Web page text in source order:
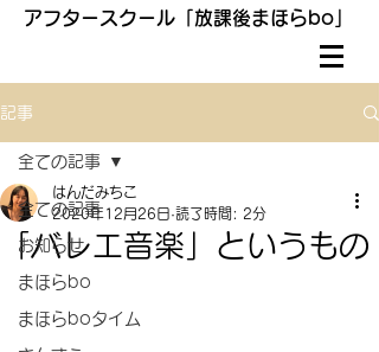
アフタースクール「放課後まほらbo」
記事
全ての記事
お知らせ
まほらbo
まほらboタイム
全ての記事
「バレエ音楽」というもの
はんだみちこ
2020年12月26日 読了時間: 2分